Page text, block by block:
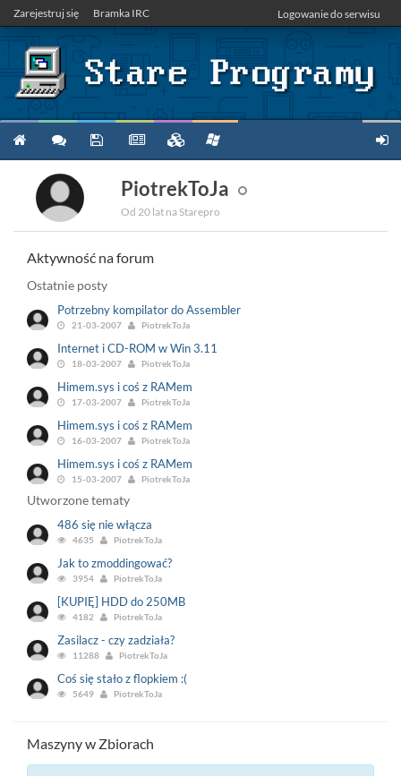
Zarejestruj się Bramka IRC Logowanie do serwisu
PiotrekToJa
Od 20 lat na Starepro
Aktywność na forum
Ostatnie posty
Potrzebny kompilator do Assembler
21-03-2007 PiotrekToJa
Internet i CD-ROM w Win 3.11
18-03-2007 PiotrekToJa
Himem.sys i coś z RAMem
17-03-2007 PiotrekToJa
Himem.sys i coś z RAMem
16-03-2007 PiotrekToJa
Himem.sys i coś z RAMem
15-03-2007 PiotrekToJa
Utworzone tematy
486 się nie włącza
4635 PiotrekToJa
Jak to zmoddingować?
3954 PiotrekToJa
[KUPIĘ] HDD do 250MB
4182 PiotrekToJa
Zasilacz - czy zadziała?
11288 PiotrekToJa
Coś się stało z flopkiem :(
5649 PiotrekToJa
Maszyny w Zbiorach